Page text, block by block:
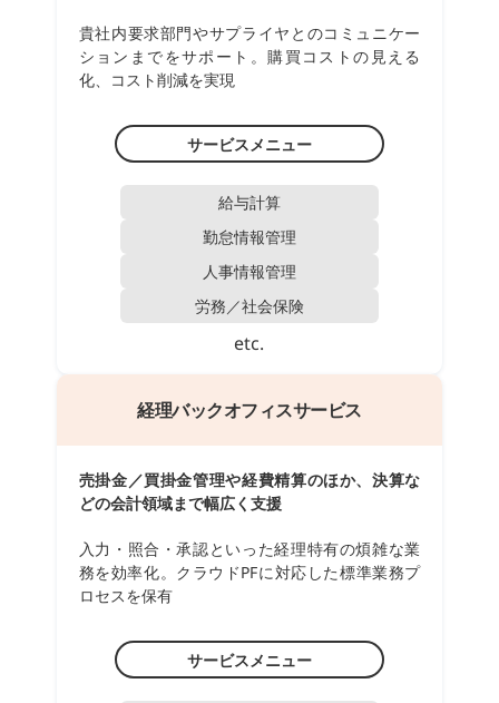
貴社内要求部門やサプライヤとのコミュニケー
ションまでをサポート。購買コストの見える
化、コスト削減を実現
サービスメニュー
給与計算
勤怠情報管理
人事情報管理
労務／社会保険
etc.
経理バックオフィスサービス
売掛金／買掛金管理や経費精算のほか、決算な
どの会計領域まで幅広く支援
入力・照合・承認といった経理特有の煩雑な業
務を効率化。クラウドPFに対応した標準業務プ
ロセスを保有
サービスメニュー